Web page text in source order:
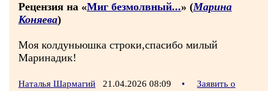
Рецензия на «Миг безмолвный...» (Марина
Коняева)
Моя колдуньюшка строки,спасибо милый
Маринадик!
Наталья Шармагий 21.04.2026 08:09 •
Заявить о